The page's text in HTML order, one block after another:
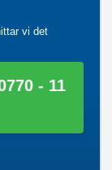
vi det
- 11